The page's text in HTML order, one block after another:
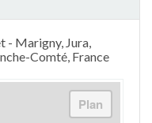
- Marigny, Jura,
Comté, France